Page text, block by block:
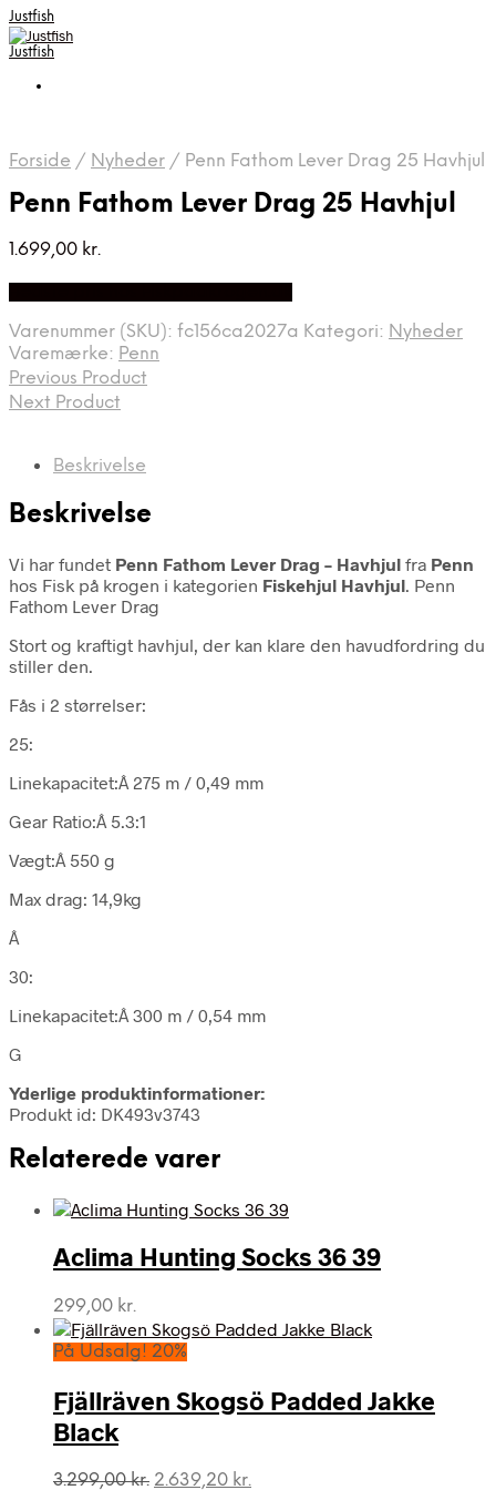
Justfish
Justfish
Forside / Nyheder / Penn Fathom Lever Drag 25 Havhjul
Penn Fathom Lever Drag 25 Havhjul
1.699,00 kr.
Varenummer (SKU): fc156ca2027a Kategori: Nyheder
Varemærke: Penn
Previous Product
Next Product
Beskrivelse
Beskrivelse
Vi har fundet Penn Fathom Lever Drag – Havhjul fra Penn
hos Fisk på krogen i kategorien Fiskehjul Havhjul. Penn
Fathom Lever Drag
Stort og kraftigt havhjul, der kan klare den havudfordring du
stiller den.
Fås i 2 størrelser:
25:
Linekapacitet:Â 275 m / 0,49 mm
Gear Ratio:Â 5.3:1
Vægt:Â 550 g
Max drag: 14,9kg
Â
30:
Linekapacitet:Â 300 m / 0,54 mm
G
Yderlige produktinformationer:
Produkt id: DK493v3743
Relaterede varer
Aclima Hunting Socks 36 39
299,00 kr.
På Udsalg! 20%
Fjällräven Skogsö Padded Jakke
Black
3.299,00kr. Den
2.639,20 kr.